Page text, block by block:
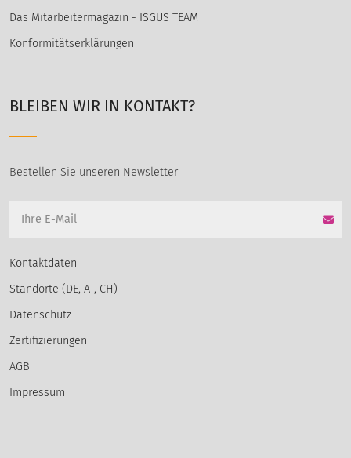
Das Mitarbeitermagazin - ISGUS TEAM
Konformitätserklärungen
BLEIBEN WIR IN KONTAKT?
Bestellen Sie unseren Newsletter
Kontaktdaten
Standorte (DE, AT, CH)
Datenschutz
Zertifizierungen
AGB
Impressum